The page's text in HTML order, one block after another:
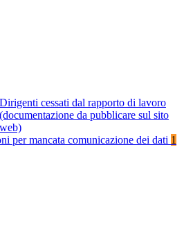
Dirigenti cessati dal rapporto di lavoro
(documentazione da pubblicare sul sito
web)
per mancata comunicazione dei dati 1